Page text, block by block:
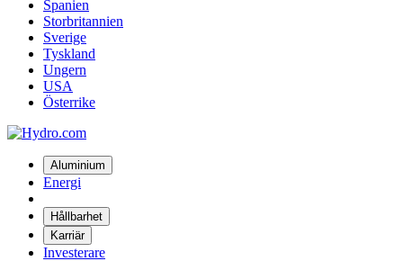
Spanien
Storbritannien
Sverige
Tyskland
Ungern
USA
Österrike
Aluminium
Energi
Hållbarhet
Karriär
Investerare